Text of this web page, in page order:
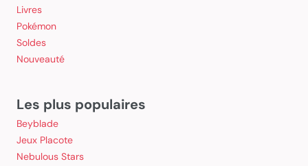
Livres
Pokémon
Soldes
Nouveauté
Les plus populaires
Beyblade
Jeux Placote
Nebulous Stars